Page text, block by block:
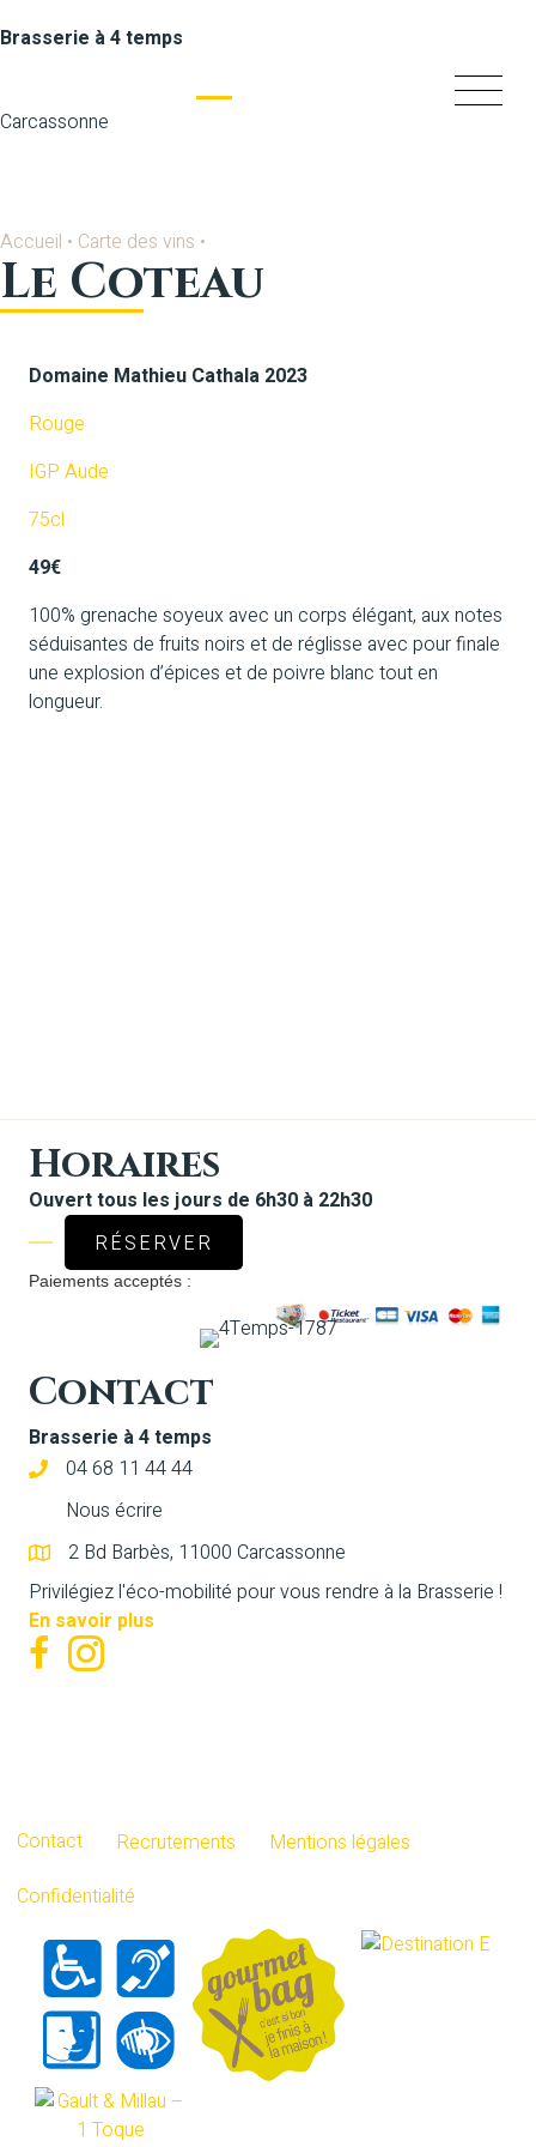
Brasserie à 4 temps
Carcassonne
Accueil • Carte des vins •
Le Coteau
Domaine Mathieu Cathala 2023
Rouge
IGP Aude
75cl
49€
100% grenache soyeux avec un corps élégant, aux notes
séduisantes de fruits noirs et de réglisse avec pour finale
une explosion d’épices et de poivre blanc tout en
longueur.
Horaires
Ouvert tous les jours de 6h30 à 22h30
RÉSERVER
Paiements acceptés :
Contact
Brasserie à 4 temps
04 68 11 44 44
Nous écrire
2 Bd Barbès, 11000 Carcassonne
Privilégiez l'éco-mobilité pour vous rendre à la Brasserie !
En savoir plus
Contact Recrutements
Mentions légales
Confidentialité